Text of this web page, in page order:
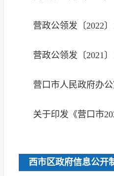
关于印发《营口市
西市区政府信息公开